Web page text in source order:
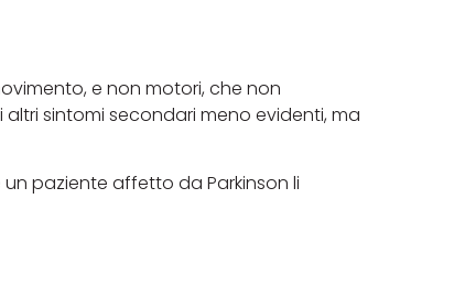
e non motori, che non
sintomi secondari meno evidenti, ma
paziente affetto da Parkinson li